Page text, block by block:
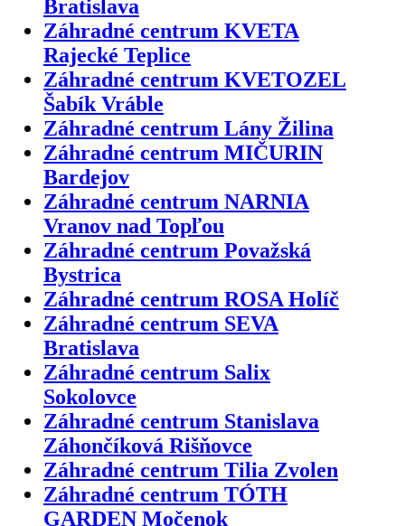
Bratislava
Záhradné centrum KVETA
Rajecké Teplice
Záhradné centrum KVETOZEL
Šabík Vráble
Záhradné centrum Lány Žilina
Záhradné centrum MIČURIN
Bardejov
Záhradné centrum NARNIA
Vranov nad Topľou
Záhradné centrum Považská
Bystrica
Záhradné centrum ROSA Holíč
Záhradné centrum SEVA
Bratislava
Záhradné centrum Salix
Sokolovce
Záhradné centrum Stanislava
Záhončíková Rišňovce
Záhradné centrum Tilia Zvolen
Záhradné centrum TÓTH
GARDEN Močenok